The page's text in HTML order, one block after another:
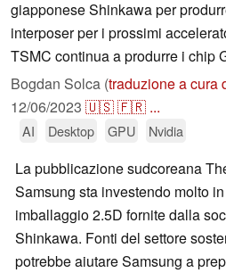
giapponese Shinkawa per
interposer per i prossimi
TSMC continua a produrre i chip
Bogdan Solca (traduzione a cura
12/06/2023 🇺🇸🇫🇷 ...
AI Desktop GPU Nvidia
La pubblicazione sudcoreana
Samsung sta investendo molto
imballaggio 2.5D fornite dalla
Shinkawa. Fonti del settore
potrebbe aiutare Samsung a